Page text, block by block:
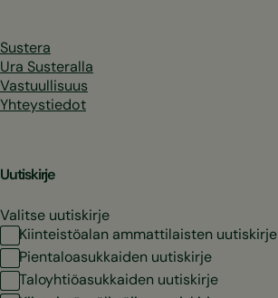
Sustera
Ura Susteralla
Vastuullisuus
Yhteystiedot
Uutiskirje
Valitse uutiskirje
Kiinteistöalan ammattilaisten uutiskirje
Pientaloasukkaiden uutiskirje
Taloyhtiöasukkaiden uutiskirje